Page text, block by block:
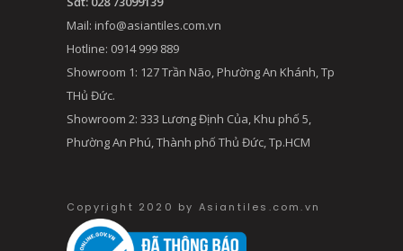
Mail: info@asiantiles.com.vn
Hotline: 0914 999 889
Showroom 1: 127 Trần Não, Phường An Khánh, Tp
THủ Đức.
Showroom 2: 333 Lương Định Của, Khu phố 5,
Phường An Phú, Thành phố Thủ Đức, Tp.HCM
Copyright 2020 by Asiantiles.com.vn